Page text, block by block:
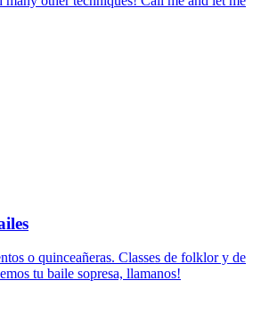
o quinceañeras. Classes de folklor y de
tu baile sopresa, llamanos!